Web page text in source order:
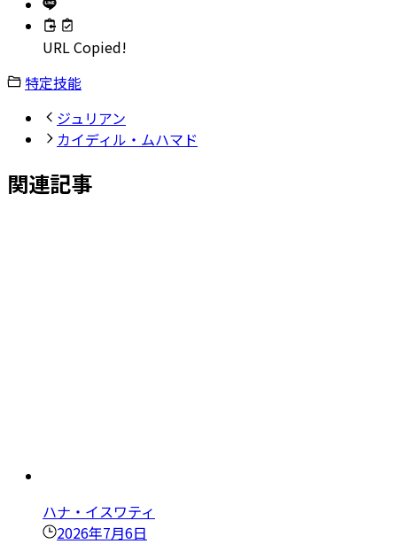
URL Copied!
特定技能
ジュリアン
カイディル・ムハマド
関連記事
ハナ・イスワティ
2026年7月6日